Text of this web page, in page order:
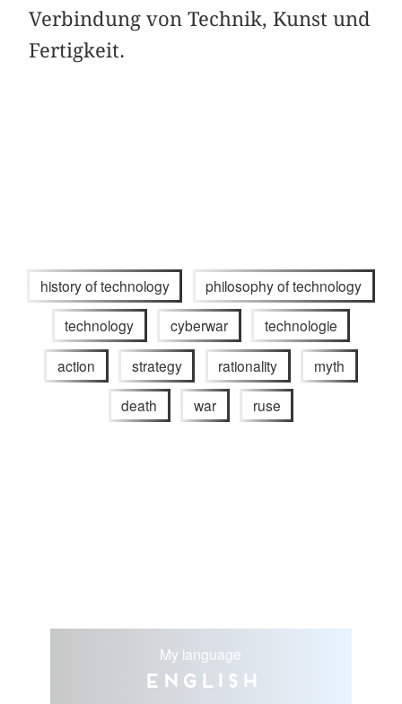
Verbindung von Technik, Kunst und
Fertigkeit.
history of technology philosophy of technology
technology cyberwar technologie
action strategy rationality myth
death war ruse
My language
English